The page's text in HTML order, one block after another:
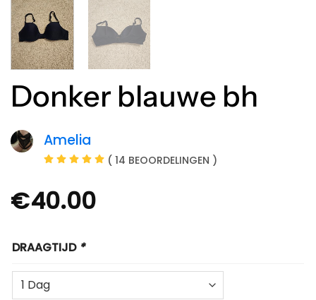
Donker blauwe bh
Amelia
( 14 BEOORDELINGEN )
€40.00
DRAAGTIJD *